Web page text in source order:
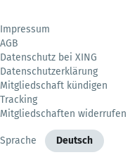
Impressum
AGB
Datenschutz bei XING
Datenschutzerklärung
Mitgliedschaft kündigen
Tracking
Mitgliedschaften widerrufen
Sprache Deutsch